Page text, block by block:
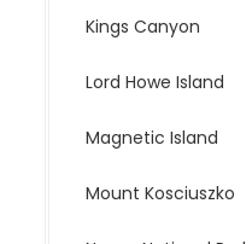
Kings Canyon
Lord Howe Island
Magnetic Island
Mount Kosciuszko